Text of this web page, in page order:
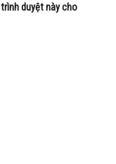
duyệt này cho